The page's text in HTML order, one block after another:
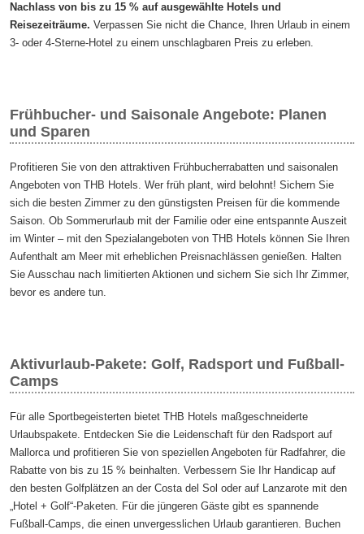
Nachlass von bis zu 15 % auf ausgewählte Hotels und
Reisezeiträume. Verpassen Sie nicht die Chance, Ihren Urlaub in einem
3- oder 4-Sterne-Hotel zu einem unschlagbaren Preis zu erleben.
Frühbucher- und Saisonale Angebote: Planen
und Sparen
Profitieren Sie von den attraktiven Frühbucherrabatten und saisonalen
Angeboten von THB Hotels. Wer früh plant, wird belohnt! Sichern Sie
sich die besten Zimmer zu den günstigsten Preisen für die kommende
Saison. Ob Sommerurlaub mit der Familie oder eine entspannte Auszeit
im Winter – mit den Spezialangeboten von THB Hotels können Sie Ihren
Aufenthalt am Meer mit erheblichen Preisnachlässen genießen. Halten
Sie Ausschau nach limitierten Aktionen und sichern Sie sich Ihr Zimmer,
bevor es andere tun.
Aktivurlaub-Pakete: Golf, Radsport und Fußball-
Camps
Für alle Sportbegeisterten bietet THB Hotels maßgeschneiderte
Urlaubspakete. Entdecken Sie die Leidenschaft für den Radsport auf
Mallorca und profitieren Sie von speziellen Angeboten für Radfahrer, die
Rabatte von bis zu 15 % beinhalten. Verbessern Sie Ihr Handicap auf
den besten Golfplätzen an der Costa del Sol oder auf Lanzarote mit den
„Hotel + Golf“-Paketen. Für die jüngeren Gäste gibt es spannende
Fußball-Camps, die einen unvergesslichen Urlaub garantieren. Buchen